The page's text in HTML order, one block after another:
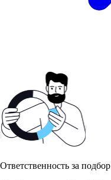
Ответственность за подбор